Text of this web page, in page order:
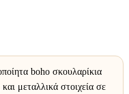
boho σκουλαρίκια
μεταλλικά στοιχεία σε